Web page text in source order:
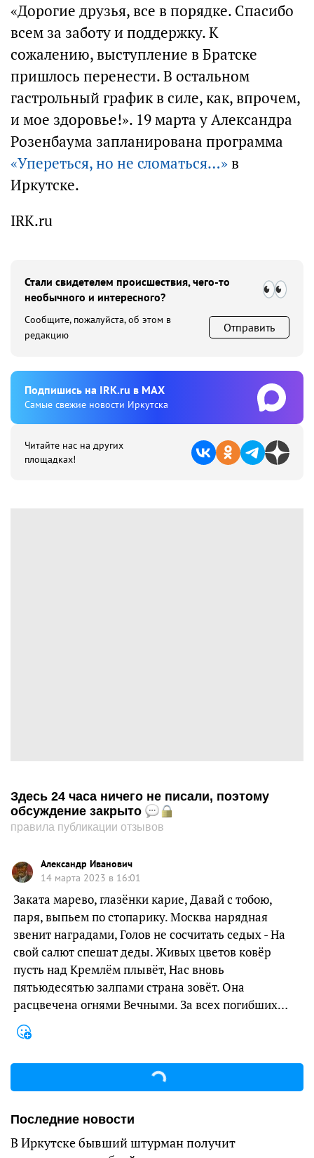
«Дорогие друзья, все в порядке. Спасибо
всем за заботу и поддержку. К
сожалению, выступление в Братске
пришлось перенести. В остальном
гастрольный график в силе, как, впрочем,
и мое здоровье!». 19 марта у Александра
Розенбаума запланирована программа
«Упереться, но не сломаться…»в
Иркутске.
IRK.ru
Стали свидетелем происшествия, чего-то
необычного и интересного?
Сообщите, пожалуйста, об этом в
редакцию
Отправить
Подпишиcь на IRK.ru в MAX
Cамые свежие новости Иркутска
Читайте нас на других
площадках!
Здесь 24 часа ничего не писали, поэтому
обсуждение закрыто
правила публикации отзывов
Александр Иванович
14 марта 2023 в 16:01
Заката марево, глазёнки карие, Давай с тобою,
паря, выпьем по стопарику. Москва нарядная
звенит наградами, Голов не сосчитать седых - На
свой салют спешат деды. Живых цветов ковёр
пусть над Кремлём плывёт, Нас вновь
пятьюдесятью залпами страна зовёт. Она
расцвечена огнями Вечными. За всех погибших…
Последние новости
В Иркутске бывший штурман получит